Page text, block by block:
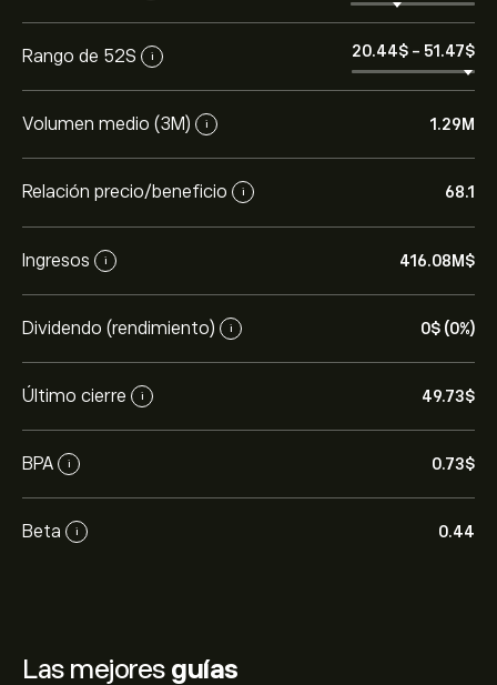
Rango de 52S i 20.44‎$‎ - 51.47‎$‎
Volumen medio (3M) i 1.29M
Relación precio/beneficio i 68.1
Ingresos i 416.08M‎$‎
Dividendo (rendimiento) i 0‎$‎ (0%)
Último cierre i 49.73‎$‎
BPA i 0.73‎$‎
Beta i 0.44
Las mejores guías